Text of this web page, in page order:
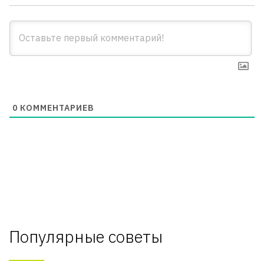
0 КОММЕНТАРИЕВ
Популярные советы